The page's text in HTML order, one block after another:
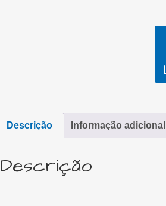
Descrição Informação adicional
Descrição